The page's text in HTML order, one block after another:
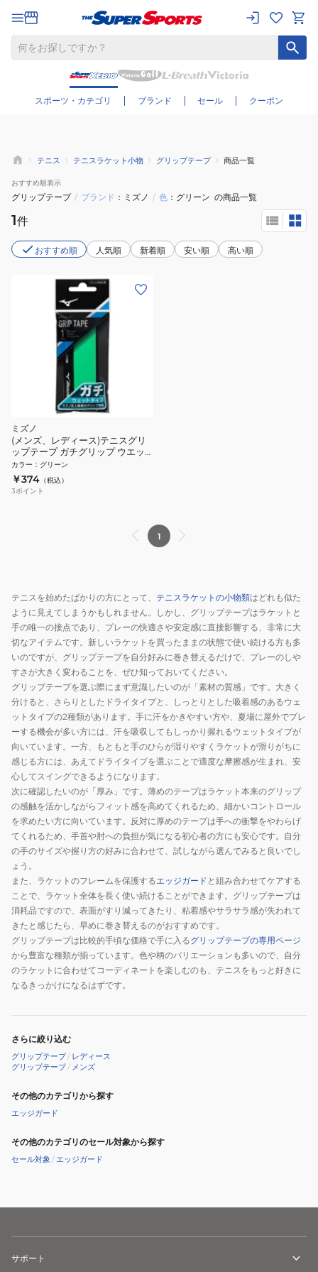
スポーツ・カテゴリ ブランド セール クーポン
さらに絞り込む
テニス テニスラケット小物 グリップテープ 商品一覧
おすすめ順表示
グリップテープ / ブランド ミズノ / 色 グリーン の商品一覧
1件
おすすめ順 人気順 新着順 安い順 高い順
ミズノ
(メンズ、レディース)テニスグリ
ップテープ ガチグリップ ウエッ
トタイプ 1本入り 63JYA30035
カラー ： グリーン
￥374 （税込）
3ポイント
1
テニスを始めたばかりの方にとって、 テニスラケットの小物類はどれも似た
ように見えてしまうかもしれません。しかし、グリップテープはラケットと
手の唯一の接点であり、プレーの快適さや安定感に直接影響する、非常に大
切なアイテムです。新しいラケットを買ったままの状態で使い続ける方も多
いのですが、グリップテープを自分好みに巻き替えるだけで、プレーのしや
すさが大きく変わることを、ぜひ知っておいてください。
グリップテープを選ぶ際にまず意識したいのが「素材の質感」です。大きく
分けると、さらりとしたドライタイプと、しっとりとした吸着感のあるウェ
ットタイプの2種類があります。手に汗をかきやすい方や、夏場に屋外でプレ
ーする機会が多い方には、汗を吸収してもしっかり握れるウェットタイプが
向いています。一方、もともと手のひらが湿りやすくラケットが滑りがちに
感じる方には、あえてドライタイプを選ぶことで適度な摩擦感が生まれ、安
心してスイングできるようになります。
次に確認したいのが「厚み」です。薄めのテープはラケット本来のグリップ
の感触を活かしながらフィット感を高めてくれるため、細かいコントロール
を求めたい方に向いています。反対に厚めのテープは手への衝撃をやわらげ
てくれるため、手首や肘への負担が気になる初心者の方にも安心です。自分
の手のサイズや握り方の好みに合わせて、試しながら選んでみると良いでし
ょう。
また、ラケットのフレームを保護するエッジガード と組み合わせてケアする
ことで、ラケット全体を長く使い続けることができます。グリップテープは
消耗品ですので、表面がすり減ってきたり、粘着感やサラサラ感が失われて
きたと感じたら、早めに巻き替えるのがおすすめです。
グリップテープは比較的手頃な価格で手に入るグリップテープの専用ページ
から豊富な種類が揃っています。色や柄のバリエーションも多いので、自分
のラケットに合わせてコーディネートを楽しむのも、テニスをもっと好きに
なるきっかけになるはずです。
さらに絞り込む
グリップテープ/ レディース
グリップテープ/ メンズ
その他のカテゴリから探す
エッジガード
その他のカテゴリのセール対象から探す
セール対象 /エッジガード
サポート